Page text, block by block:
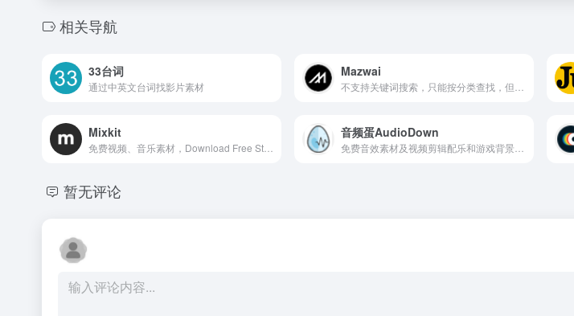
相关导航
33台词
通过中英文台词找影片素材
Mazwai
Mixkit 音频蛋AudioDown
暂无评论